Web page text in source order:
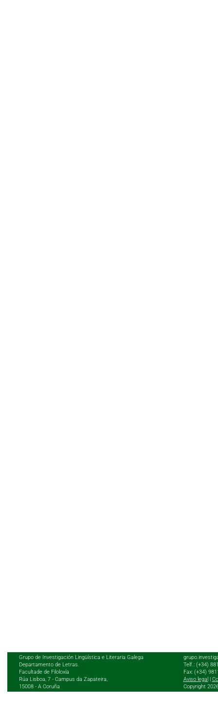
Grupo de Investigación Lingüística e Literaria Galega
Departamento de Letras.
Facultade de Filoloxía
Rúa Lisboa, 7 - Campus da Zapateira,
15008 - A Coruña
Telf.: (+34)
Fax: (+34)
Aviso legal
Copyright